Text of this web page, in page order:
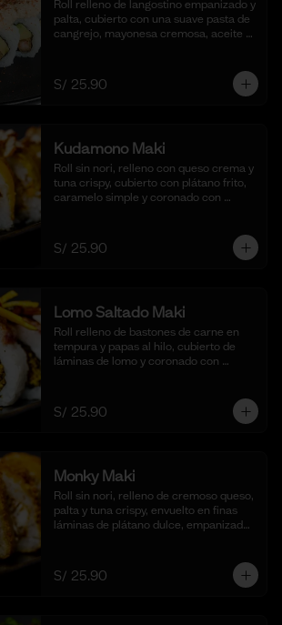
Roll relleno de langostino empanizado y
palta, cubierto con una suave pasta de
cangrejo, mayonesa cremosa, aceite
cortes).
S/ 25.90
Kudamono Maki
Roll sin nori, relleno con queso crema y
tuna crispy, cubierto con plátano frito,
caramelo simple y coronado con
S/ 25.90
Lomo Saltado Maki
Roll relleno de bastones de carne en
tempura y papas al hilo, cubierto de
láminas de lomo y coronado con
Acompañado de nuestra salsa shoyu.
(10 cortes)
S/ 25.90
Monky Maki
Roll sin nori, relleno de cremoso queso,
palta y tuna crispy, envuelto en finas
láminas de plátano dulce, empanizado
maracuyá y quinua crocante. (10
cortes).
S/ 25.90